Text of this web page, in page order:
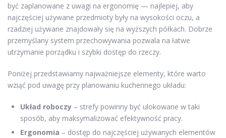
być zaplanowane z uwagi na ergonomię — najlepiej, aby
najczęściej używane przedmioty były na wysokości oczu, a
rzadziej używane znajdowały się na wyższych półkach. Dobrze
przemyślany system przechowywania pozwala na łatwe
utrzymanie porządku i szybki dostęp do rzeczy.
Poniżej przedstawiamy najważniejsze elementy, które warto
wziąć pod uwagę przy planowaniu kuchennego układu:
Układ roboczy – strefy powinny być ulokowane w taki
sposób, aby maksymalizować efektywność pracy.
Ergonomia – dostęp do najczęściej używanych elementów